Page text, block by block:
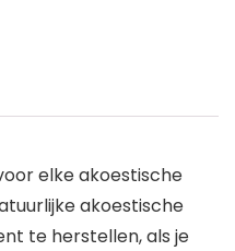
elke akoestische
akoestische
te herstellen, als je